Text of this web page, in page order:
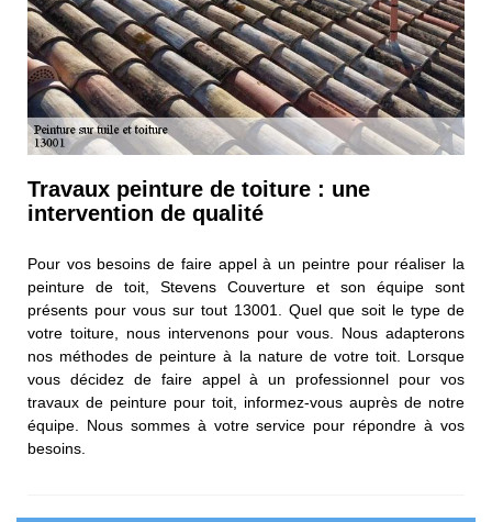
Travaux peinture de toiture : une
intervention de qualité
Pour vos besoins de faire appel à un peintre pour réaliser la
peinture de toit, Stevens Couverture et son équipe sont
présents pour vous sur tout 13001. Quel que soit le type de
votre toiture, nous intervenons pour vous. Nous adapterons
nos méthodes de peinture à la nature de votre toit. Lorsque
vous décidez de faire appel à un professionnel pour vos
travaux de peinture pour toit, informez-vous auprès de notre
équipe. Nous sommes à votre service pour répondre à vos
besoins.